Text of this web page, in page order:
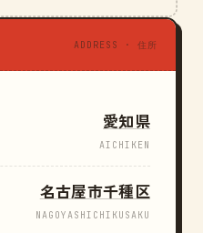
ADDRESS · 住所
愛知県
AICHIKEN
名古屋市千種区
NAGOYASHICHIKUSAKU